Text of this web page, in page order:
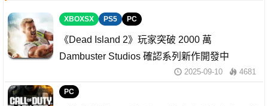
XBOXSX PS5 PC
《Dead Island 2》玩家突破 2000 萬
Dambuster Studios 確認系列新作開發中
2025-09-10 4681
PC